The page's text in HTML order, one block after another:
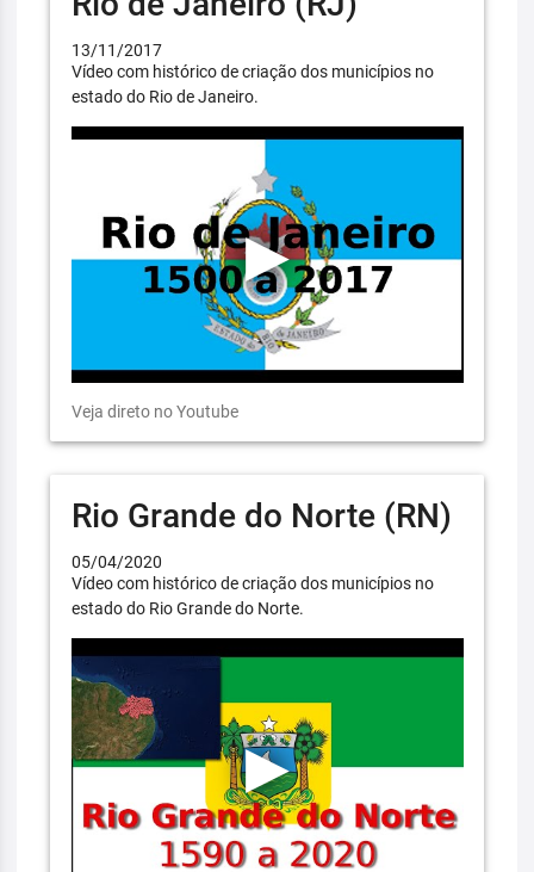
13/11/2017
Vídeo com histórico de criação dos municípios no
estado do Rio de Janeiro.
Veja direto no Youtube
Rio Grande do Norte (RN)
05/04/2020
Vídeo com histórico de criação dos municípios no
estado do Rio Grande do Norte.